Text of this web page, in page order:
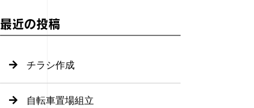
最近の投稿
チラシ作成
自転車置場組立